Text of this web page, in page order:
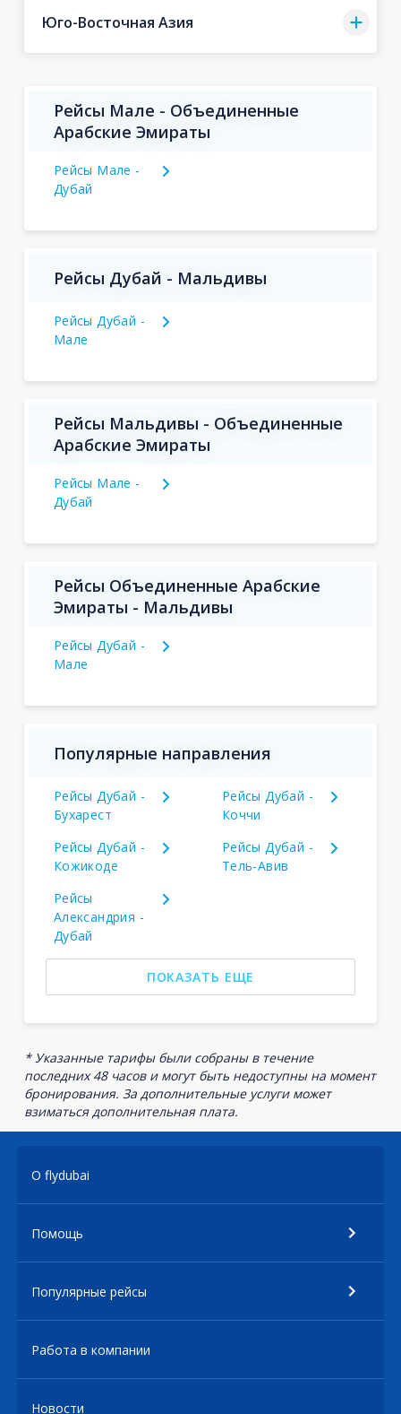
Юго-Восточная Азия
Рейсы Мале - Объединенные
Арабские Эмираты
Рейсы Мале -
Дубай
Рейсы Дубай - Мальдивы
Рейсы Дубай -
Мале
Рейсы Мальдивы - Объединенные
Арабские Эмираты
Рейсы Мале -
Дубай
Рейсы Объединенные Арабские
Эмираты - Мальдивы
Рейсы Дубай -
Мале
Популярные направления
Рейсы Дубай -
Бухарест
Рейсы Дубай -
Коччи
Рейсы Дубай -
Кожикоде
Рейсы Дубай -
Тель-Авив
Рейсы
Александрия -
Дубай
ПОКАЗАТЬ ЕЩЕ
* Указанные тарифы были собраны в течение
последних 48 часов и могут быть недоступны на момент
бронирования. За дополнительные услуги может
взиматься дополнительная плата.
О flydubai
Помощь
Популярные рейсы
Работа в компании
Новости